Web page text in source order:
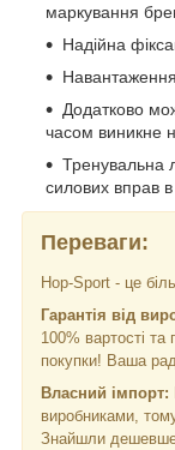
маркування
Надійна
Додатково
часом виникне
Тренувальна
силових вправ
Переваги:
Hop-Sport - це
Гарантія від
100% вартості
покупки! Ваша
Власний імпорт:
виробниками,
Знайшли дешевше